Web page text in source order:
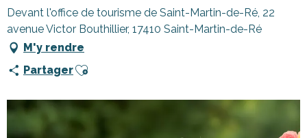
Devant l'office de tourisme de Saint-Martin-de-Ré, 22
avenue Victor Bouthillier, 17410 Saint-Martin-de-Ré
M'y rendre
PartagerAjouter aux favoris